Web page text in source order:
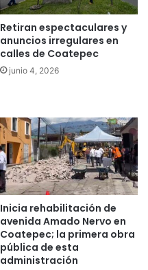
Retiran espectaculares y
anuncios irregulares en
calles de Coatepec
junio 4, 2026
Inicia rehabilitación de
avenida Amado Nervo en
Coatepec; la primera obra
pública de esta
administración